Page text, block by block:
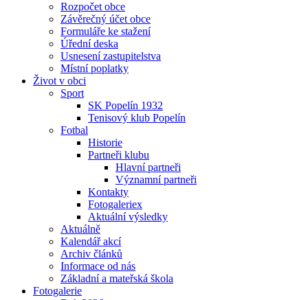
Rozpočet obce
Závěrečný účet obce
Formuláře ke stažení
Úřední deska
Usnesení zastupitelstva
Místní poplatky
Život v obci
Sport
SK Popelín 1932
Tenisový klub Popelín
Fotbal
Historie
Partneři klubu
Hlavní partneři
Významní partneři
Kontakty
Fotogaleriex
Aktuální výsledky
Aktuálně
Kalendář akcí
Archiv článků
Informace od nás
Základní a mateřská škola
Fotogalerie